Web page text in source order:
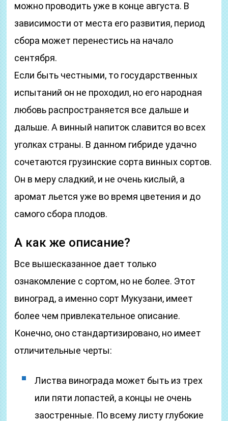
можно проводить уже в конце августа. В
зависимости от места его развития, период
сбора может перенестись на начало
сентября.
Если быть честными, то государственных
испытаний он не проходил, но его народная
любовь распространяется все дальше и
дальше. А винный напиток славится во всех
уголках страны. В данном гибриде удачно
сочетаются грузинские сорта винных сортов.
Он в меру сладкий, и не очень кислый, а
аромат льется уже во время цветения и до
самого сбора плодов.
А как же описание?
Все вышесказанное дает только
ознакомление с сортом, но не более. Этот
виноград, а именно сорт Мукузани, имеет
более чем привлекательное описание.
Конечно, оно стандартизировано, но имеет
отличительные черты:
Листва винограда может быть из трех
или пяти лопастей, а концы не очень
заостренные. По всему листу глубокие